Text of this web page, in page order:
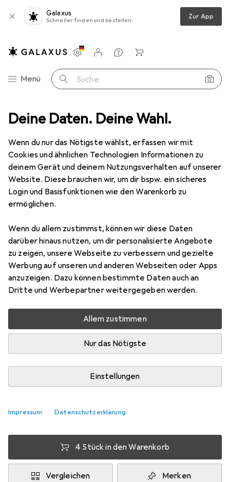
Deine Daten. Deine Wahl.
Wenn du nur das Nötigste wählst, erfassen wir mit
Cookies und ähnlichen Technologien Informationen zu
deinem Gerät und deinem Nutzungsverhalten auf unserer
Website. Diese brauchen wir, um dir bspw. ein sicheres
Login und Basisfunktionen wie den Warenkorb zu
ermöglichen.
Wenn du allem zustimmst, können wir diese Daten
darüber hinaus nutzen, um dir personalisierte Angebote
zu zeigen, unsere Webseite zu verbessern und gezielte
Werbung auf unseren und anderen Webseiten oder Apps
anzuzeigen. Dazu können bestimmte Daten auch an
Dritte und Werbepartner weitergegeben werden.
Allem zustimmen
Nur das Nötigste
Einstellungen
Impressum Datenschutzerklärung
Galaxus
Schneller finden und bestellen Zur App
Navigation nach Kategorien
Menü Suche
Einstellungen
Kundenkonto
Vergleichslisten
Merklisten
Warenkorb
Möbelgleiter + Schutzpuffer OK-Line Filzgleiter
2 Bilder
MENGENRABATT
OK-Line Filzgleiter
Filzgleiter
Preis in EUR inkl. MwSt.
EUR
6,59
Bewertungen
Zwischen Sa, 15.8. und Di, 18.8. geliefert
Mehr als 10 Stück an Lager beim Lieferanten
Lieferort angeben für genaue Lieferzeit
4 Stück in den Warenkorb
Vergleichen Merken